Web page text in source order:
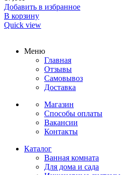
Добавить в избранное
В корзину
Quick view
Меню
Главная
Отзывы
Самовывоз
Доставка
Магазин
Способы оплаты
Вакансии
Контакты
Каталог
Ванная комната
Для дома и сада